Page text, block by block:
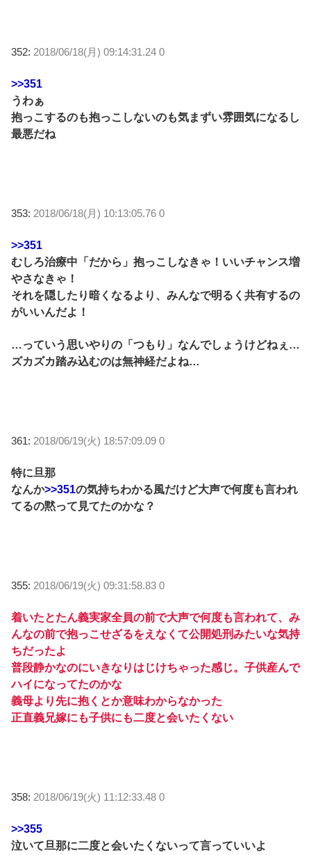
352: 2018/06/18(月) 09:14:31.24 0
>>351
うわぁ
抱っこするのも抱っこしないのも気まずい雰囲気になるし
最悪だね
353: 2018/06/18(月) 10:13:05.76 0
>>351
むしろ治療中「だから」抱っこしなきゃ！いいチャンス増
やさなきゃ！
それを隠したり暗くなるより、みんなで明るく共有するの
がいいんだよ！
…っていう思いやりの「つもり」なんでしょうけどねぇ…
ズカズカ踏み込むのは無神経だよね…
361: 2018/06/19(火) 18:57:09.09 0
特に旦那
なんか>>351の気持ちわかる風だけど大声で何度も言われ
てるの黙って見てたのかな？
355: 2018/06/19(火) 09:31:58.83 0
着いたとたん義実家全員の前で大声で何度も言われて、み
んなの前で抱っこせざるをえなくて公開処刑みたいな気持
ちだったよ
普段静かなのにいきなりはじけちゃった感じ。子供産んで
ハイになってたのかな
義母より先に抱くとか意味わからなかった
正直義兄嫁にも子供にも二度と会いたくない
358: 2018/06/19(火) 11:12:33.48 0
>>355
泣いて旦那に二度と会いたくないって言っていいよ